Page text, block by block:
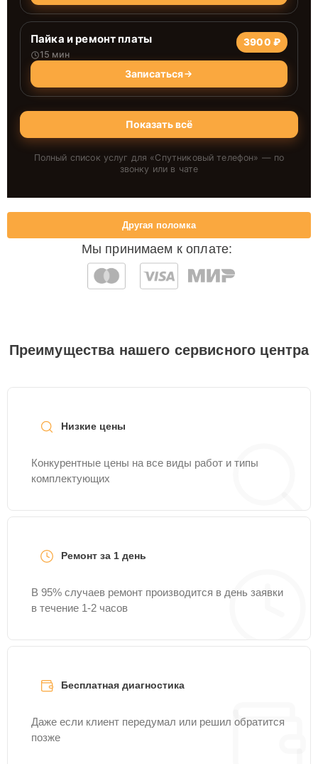
Пайка и ремонт платы
15 мин
3900 ₽
Записаться
Показать всё
Полный список услуг для «Спутниковый телефон» — по
звонку или в чате
Мы принимаем к оплате:
Другая поломка
Преимущества нашего сервисного центра
Низкие цены
Конкурентные цены на все виды работ и типы
комплектующих
Ремонт за 1 день
В 95% случаев ремонт производится в день заявки
в течение 1-2 часов
Бесплатная диагностика
Даже если клиент передумал или решил обратится
позже